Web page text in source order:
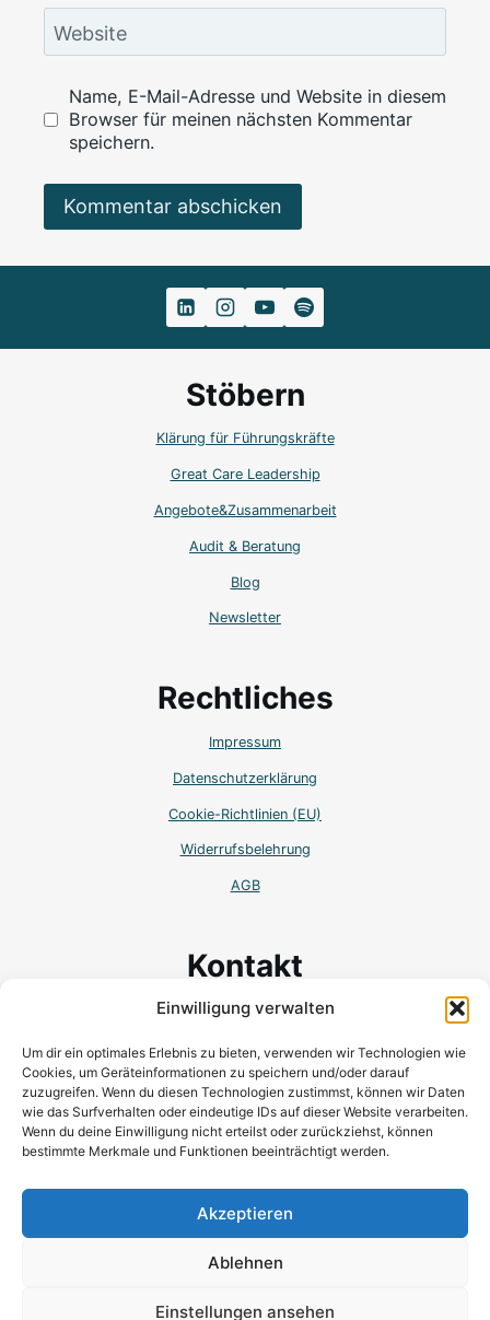
Einwilligung verwalten
Um dir ein optimales Erlebnis zu bieten, verwenden wir Technologien wie
Cookies, um Geräteinformationen zu speichern und/oder darauf
zuzugreifen. Wenn du diesen Technologien zustimmst, können wir Daten
wie das Surfverhalten oder eindeutige IDs auf dieser Website verarbeiten.
Wenn du deine Einwilligung nicht erteilst oder zurückziehst, können
bestimmte Merkmale und Funktionen beeinträchtigt werden.
Akzeptieren
Ablehnen
Einstellungen ansehen
Website
Name, E-Mail-Adresse und Website in diesem
Browser für meinen nächsten Kommentar
speichern.
Alternative:
Stöbern
Klärung für Führungskräfte
Great Care Leadership
Angebote&Zusammenarbeit
Audit & Beratung
Blog
Newsletter
Rechtliches
Impressum
Datenschutzerklärung
Cookie-Richtlinien (EU)
Widerrufsbelehrung
AGB
Kontakt
Wilhem-Binder-Str. 19
78048 Villingen-Schwenningen
Mobil:+ 49 (0) 173 166 25 96
kontakt@katrinpivernetz.com